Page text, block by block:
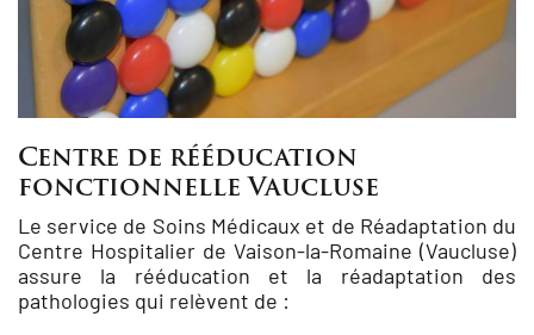
Centre de rééducation
fonctionnelle Vaucluse
Le service de Soins Médicaux et de Réadaptation du
Centre Hospitalier de Vaison-la-Romaine (Vaucluse)
assure la rééducation et la réadaptation des
pathologies qui relèvent de :